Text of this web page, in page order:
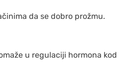
da se dobro prožmu.
u regulaciji hormona kod